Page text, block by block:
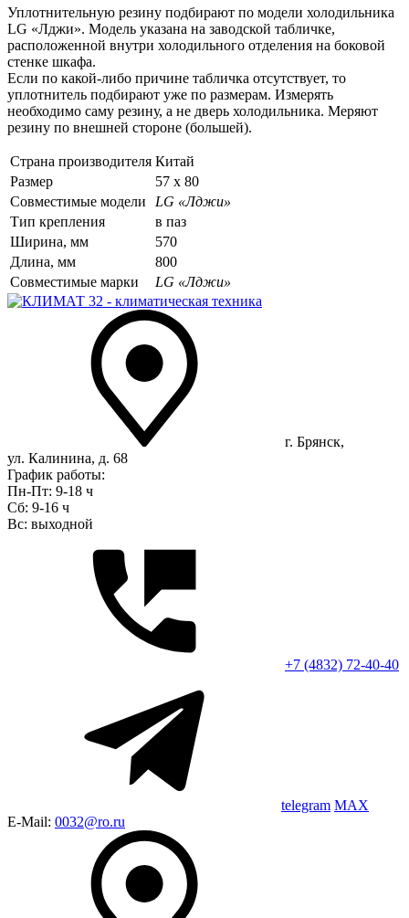
Уплотнительную резину подбирают по модели холодильника
LG «Лджи». Модель указана на заводской табличке,
расположенной внутри холодильного отделения на боковой
стенке шкафа.
Если по какой-либо причине табличка отсутствует, то
уплотнитель подбирают уже по размерам. Измерять
необходимо саму резину, а не дверь холодильника. Меряют
резину по внешней стороне (большей).
Страна производителя Китай
Размер
57 х 80
Совместимые модели
LG «Лджи»
Тип крепления
в паз
Ширина, мм
570
Длина, мм
800
Совместимые марки
LG «Лджи»
г. Брянск,
ул. Калинина, д. 68
График работы:
Пн-Пт: 9-18 ч
Сб: 9-16 ч
Вс: выходной
+7 (4832) 72-40-40
telegram MAX
E-Mail: 0032@ro.ru